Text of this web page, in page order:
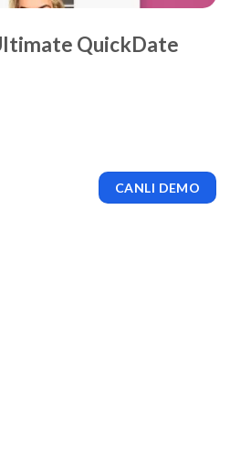
QuickDate
CANLI DEMO